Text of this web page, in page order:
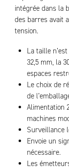
intégrée dans la
des barres avait
tension.
La taille
32,5 mm, la
espaces
Le choix de
de
Alimentation
machines
Surveillance
Envoie un
nécessaire.
Les